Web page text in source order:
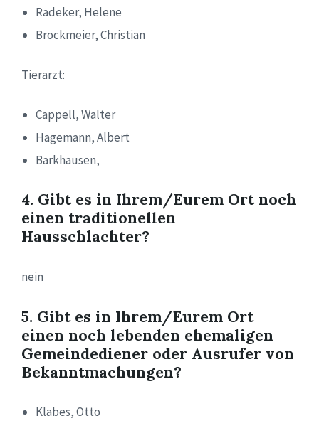
Radeker, Helene
Brockmeier, Christian
Tierarzt:
Cappell, Walter
Hagemann, Albert
Barkhausen,
4. Gibt es in Ihrem/Eurem Ort noch
einen traditionellen
Hausschlachter?
nein
5. Gibt es in Ihrem/Eurem Ort
einen noch lebenden ehemaligen
Gemeindediener oder Ausrufer von
Bekanntmachungen?
Klabes, Otto